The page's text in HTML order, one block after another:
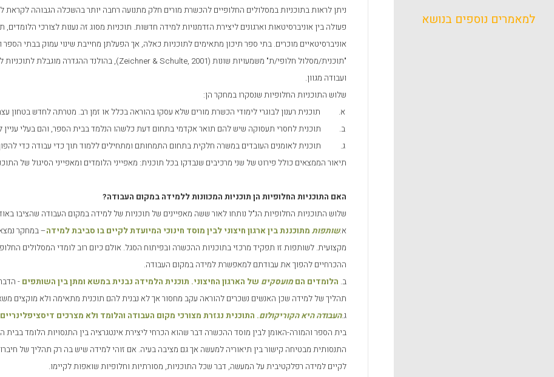
ניתן לראות בתוכניות במסלולים החלופיים להכשרת מורים חלק מתנועה רחבה יותר בהשכלה הגבוהה לקראת
פעולה בין אוניברסיטאות וארגונים ליצירת הזדמנויות למידה חדשות. תוכניות מסוג זה נענות לצורכי
אוניברסיטאיים מוכרים. בתי ספר תיכון מתאימים לתוכניות כאלה, אך הפעלתן מחייבת שינוי עמוק בבתי
"תוכנית/מסלול חלופי/ת" משמעויות שונות (,(Zeichner & Schulte, 2001בהולנד ההגדרה מוגבלת לתוכניות
ועבודה מגוון.
שלוש התוכניות החלופיות שנסקרו במחקר הן:
א.
תוכנית רענון לבוגרי לימודי הכשרת מורים שלא עסקו בהוראה בכלל או זמן רב. מטרתה לחדש בטחון
ב.
תוכנית לחסרי תעסוקה שיש להם תואר אקדמי בתחום דעת כלשהו הנלמד בבית הספר, והם בעלי
ג.
תוכנית לאומנים העובדים במשרה חלקית בתחום התמחותם ומתחילים ללמוד תוך כדי עבודה כדי
תיאור הממצאים כולל פירוט של שני מרכיבים שנבדקו בכל תוכנית: מאפייני הלומדים ומאפייני הסיגול של התוכניות מופיע
האם התוכניות החלופיות הן תוכניות המכוונות ללמידה במקום העבודה?
שלוש התוכניות החלופיות הנ"ל נותחו לאור ששה מאפיינים של תוכניות של למידה במקום העבודה שהציבו
א.שותפות מתוכננת בין ארגון חיצוני לבין מוסד חינוכי המיועדת לקיים בו סביבת למידה– במחקר
מקצועית. לשותפות זו תפקיד מרכזי בתוכניות ההכשרה ובפיתוח הסגל. אולם כיום רוב לומדי המסלולים
ההכרחיים להפוך את עבודתם למאפשרת למידה במקום העבודה.
ב. הלומדים הםמועסקים של הארגון החיצוני. תוכנית הלמידה נבנית במשא ומתן בין השותפים -
תהליך של למידה שכן האנשים נשכרים להוראה עקב מחסור אך לא נבנית להם תוכנית מתאימה ולא מוקצים
ג.העבודה היא הקוריקולום. התוכנית נגזרת מצורכי מקום העבודה והלומד ולא מצרכים
בית הספר והמורה-האומן לבין מוסד ההכשרה דבר שהוא הכרחי ליצירת אינטגרציה בין התנסויות הלומד
התנסותית מבטיחה קישור בין תיאוריה למעשה אך גם מציבה בעיה. אם זוהי למידה שיש בה רק תהליך של
לקיים למידה רפלקטיבית על המעשה, דבר שכל התוכניות, מסורתיות וחלופיות שואפות לקיימו.
למאמרים נוספים בנושא